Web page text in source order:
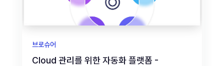
브로슈어
Cloud 관리를 위한 자동화 플랫폼 -